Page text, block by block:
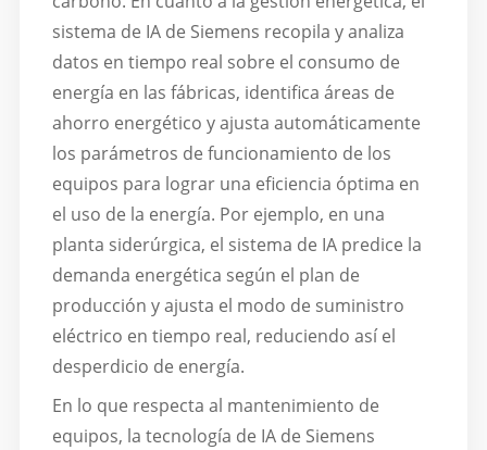
sistema de IA de Siemens recopila y analiza
datos en tiempo real sobre el consumo de
energía en las fábricas, identifica áreas de
ahorro energético y ajusta automáticamente
los parámetros de funcionamiento de los
equipos para lograr una eficiencia óptima en
el uso de la energía. Por ejemplo, en una
planta siderúrgica, el sistema de IA predice la
demanda energética según el plan de
producción y ajusta el modo de suministro
eléctrico en tiempo real, reduciendo así el
desperdicio de energía.
En lo que respecta al mantenimiento de
equipos, la tecnología de IA de Siemens